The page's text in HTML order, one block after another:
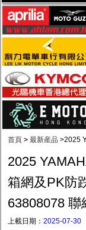
首頁 > 最新産品 >2025
2025
箱網及PK防
63808078 聯
上載日期： 2025-07-30